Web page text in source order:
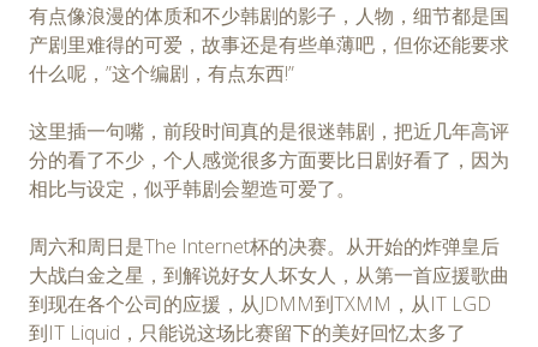
有点像浪漫的体质和不少韩剧的影子，人物，细节都是国
产剧里难得的可爱，故事还是有些单薄吧，但你还能要求
什么呢，”这个编剧，有点东西!”
这里插一句嘴，前段时间真的是很迷韩剧，把近几年高评
分的看了不少，个人感觉很多方面要比日剧好看了，因为
相比与设定，似乎韩剧会塑造可爱了。
周六和周日是The Internet杯的决赛。从开始的炸弹皇后
大战白金之星，到解说好女人坏女人，从第一首应援歌曲
到现在各个公司的应援，从JDMM到TXMM，从IT LGD
到IT Liquid，只能说这场比赛留下的美好回忆太多了